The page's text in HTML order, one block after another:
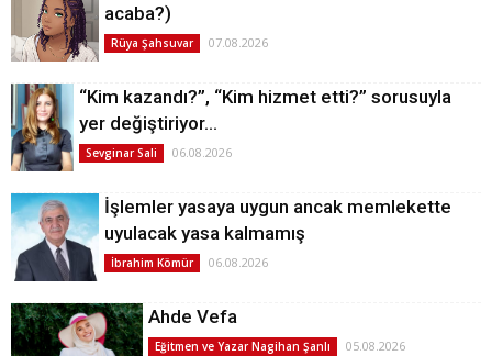
acaba?)
Rüya Şahsuvar 07.08.2026
“Kim kazandı?”, “Kim hizmet etti?” sorusuyla
yer değiştiriyor…
Sevginar Sali 06.08.2026
İşlemler yasaya uygun ancak memlekette
uyulacak yasa kalmamış
İbrahim Kömür 06.08.2026
Ahde Vefa
Eğitmen ve Yazar Nagihan Şanlı 05.08.2026